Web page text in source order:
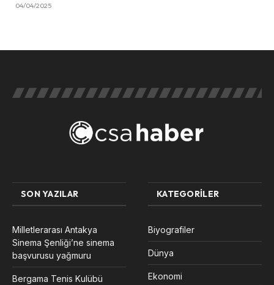
04/04/2025
SON YAZILAR
Milletlerarası Antakya
Sinema Şenliği’ne sinema
başvurusu yağmuru
Bergama Tenis Kulübü
KATEGORILER
Biyografiler
Dünya
Ekonomi